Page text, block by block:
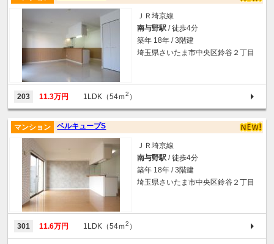
ＪＲ埼京線
南与野駅 / 徒歩4分
築年 18年 / 3階建
埼玉県さいたま市中央区鈴谷２丁目
203 11.3万円 1LDK（54ｍ2 ）
ベルキューブS
マンション
ＪＲ埼京線
南与野駅 / 徒歩4分
築年 18年 / 3階建
埼玉県さいたま市中央区鈴谷２丁目
301 11.6万円 1LDK（54ｍ2 ）